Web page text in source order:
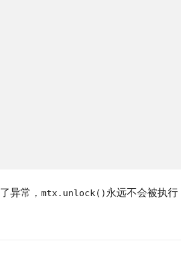
异常， mtx.unlock() 永远不会被执